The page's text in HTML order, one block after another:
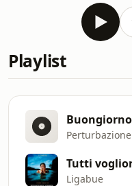
Playlist
Perturbazione
Ligabue